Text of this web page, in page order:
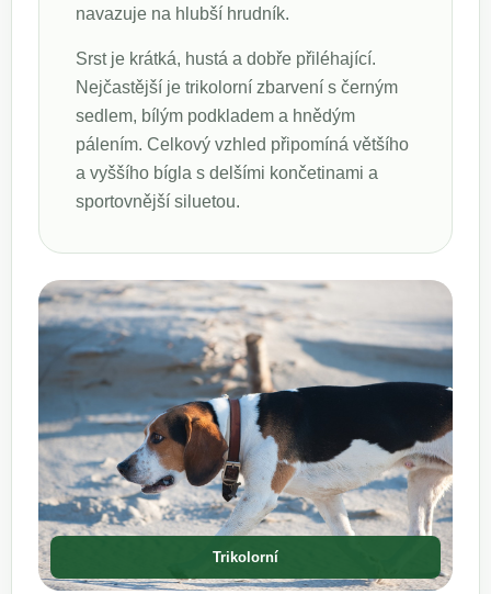
navazuje na hlubší hrudník.
Srst je krátká, hustá a dobře přiléhající.
Nejčastější je trikolorní zbarvení s černým
sedlem, bílým podkladem a hnědým
pálením. Celkový vzhled připomíná většího
a vyššího bígla s delšími končetinami a
sportovnější siluetou.
Trikolorní